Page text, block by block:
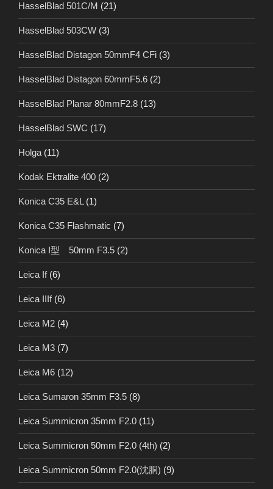
HasselBlad 501C/M (21)
HasselBlad 503CW (3)
HasselBlad Distagon 50mmF4 CFi (3)
HasselBlad Distagon 60mmF5.6 (2)
HasselBlad Planar 80mmF2.8 (13)
HasselBlad SWC (17)
Holga (11)
Kodak Ektralite 400 (2)
Konica C35 E&L (1)
Konica C35 Flashmatic (7)
Konica I型 50mm F3.5 (2)
Leica If(6)
Leica IIIf(6)
Leica M2 (4)
Leica M3 (7)
Leica M6 (12)
Leica Sumaron 35mm F3.5 (8)
Leica Summicron 35mm F2.0 (11)
Leica Summicron 50mm F2.0 (4th) (2)
Leica Summicron 50mm F2.0(沈胴) (9)